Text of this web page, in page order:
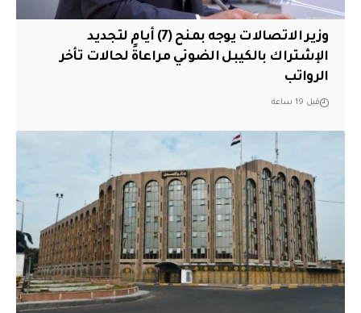
وزير الاتصالات يوجه بمنح (7) أيام لتجديد
الإشتراك بالكيبل الضوئي مراعاةً لحالات تأخر
الرواتب
قبل 19 ساعة